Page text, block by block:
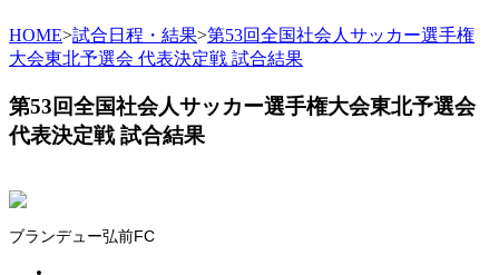
HOME>試合日程・結果>第53回全国社会人サッカー選手権
大会東北予選会 代表決定戦 試合結果
第53回全国社会人サッカー選手権大会東北予選会
代表決定戦 試合結果
ブランデュー弘前FC